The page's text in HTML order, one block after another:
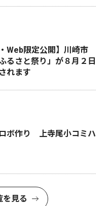
Web限定公開】川崎市
るさと祭り」が８月２日
れます
ボ作り 上寺尾小コミハ
を見る